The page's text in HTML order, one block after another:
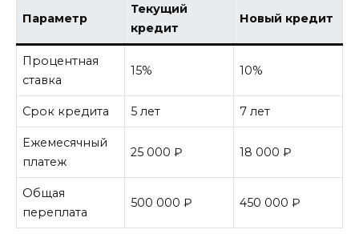
Параметр
Текущий
кредит
Новый кредит
Процентная
ставка
15% 10%
Срок кредита 5 лет 7 лет
Ежемесячный
платеж
25 000 ₽ 18 000 ₽
Общая
переплата
500 000 ₽ 450 000 ₽